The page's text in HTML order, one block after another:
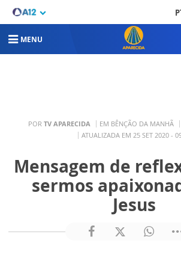
MENU
POR TV APARECIDA EM BÊNÇÃO DA MANHÃ
ATUALIZADA EM 25 SET 2020 -
Mensagem de
sermos
Jesus